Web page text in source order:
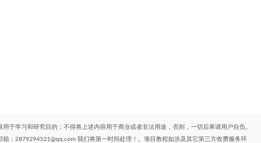
于学习和研究目的；不得将上述内容用于商业或者非法用途，否则，一切后果请用户自负。
：2879294521@qq.com 我们将第一时间处理！。项目教程如涉及其它第三方收费服务环